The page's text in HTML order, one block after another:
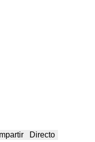
Directo